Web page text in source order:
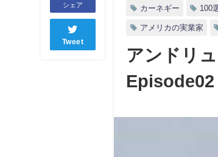
シェア
Tweet
カーネギー 100
アメリカの実業家
アンドリ
Episode02